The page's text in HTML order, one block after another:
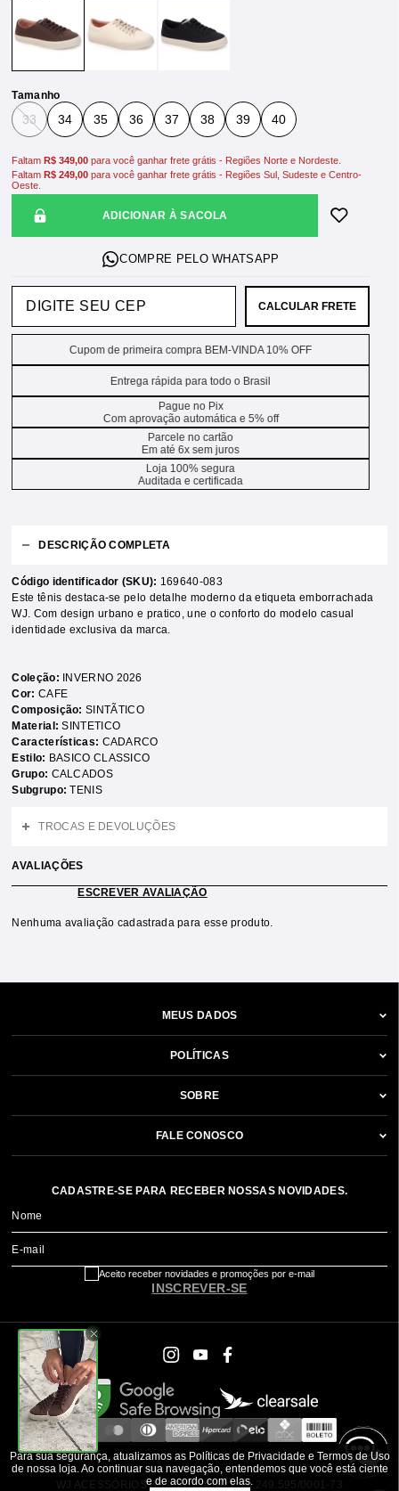
Tamanho
33 34 35 36 37 38 39 40
ADICIONAR À SACOLA
FaltamR$ 349,00 para você ganhar frete grátis - Regiões Norte e Nordeste.
FaltamR$ 249,00 para você ganhar frete grátis - Regiões Sul, Sudeste e Centro-
Oeste.
CALCULAR FRETE
Cupom de primeira compra BEM-VINDA 10% OFF
Entrega rápida para todo o Brasil
Pague no Pix
Com aprovação automática e 5% off
Parcele no cartão
Em até 6x sem juros
Loja 100% segura
Auditada e certificada
DESCRIÇÃO COMPLETA
Código identificador (SKU): 169640-083
Este tênis destaca-se pelo detalhe moderno da etiqueta emborrachada
WJ. Com design urbano e pratico, une o conforto do modelo casual
identidade exclusiva da marca.
Coleção:
INVERNO 2026
Cor: CAFE
Composição:SINTÃTICO
Material:SINTETICO
Características: CADARCO
Estilo: BASICO CLASSICO
Grupo: CALCADOS
Subgrupo:TENIS
TROCAS E DEVOLUÇÕES
AVALIAÇÕES
ESCREVER AVALIAÇÃO
Nenhuma avaliação cadastrada para esse produto.
MEUS DADOS
POLÍTICAS
SOBRE
FALE CONOSCO
CADASTRE-SE PARA RECEBER NOSSAS NOVIDADES.
Nome
E-mail
INSCREVER-SE
Aceito receber novidades e promoções por e-mail
WJ ACESSÓRIOS BRASIL ® CNPJ: 79.249.595/0001-73
Para sua segurança, atualizamos as Políticas de Privacidade e Termos de Uso
de nossa loja. Ao continuar sua navegação, entendemos que você está ciente
e de acordo com elas.